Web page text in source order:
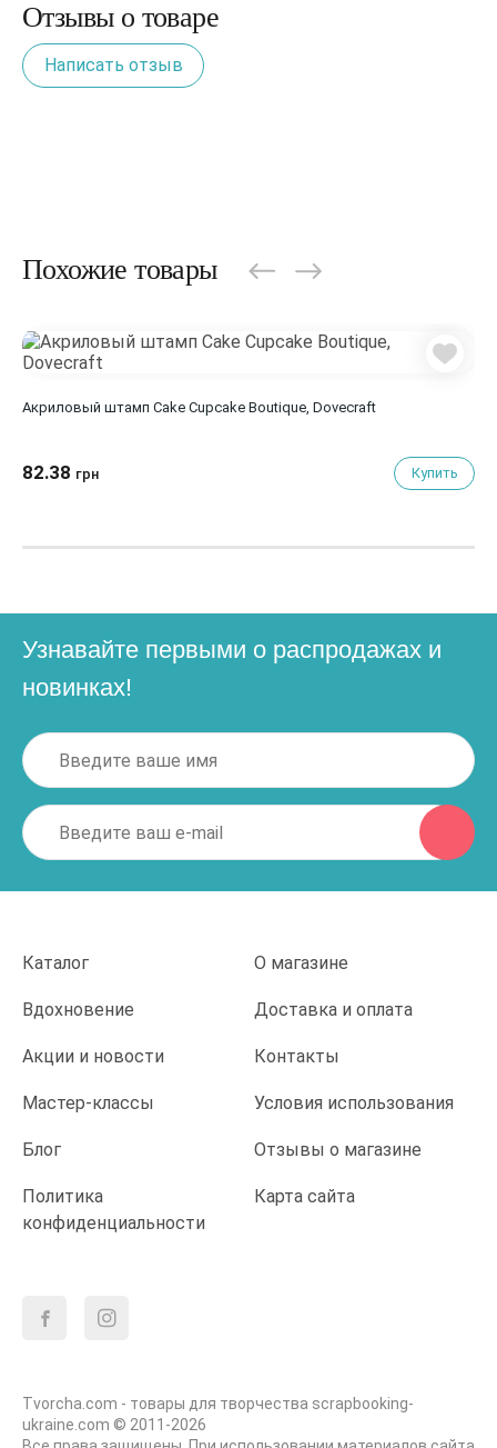
Отзывы о товаре
Написать отзыв
Похожие товары
Акриловый штамп Cake Cupcake Boutique, Dovecraft
82.38 грн Купить
Узнавайте первыми о распродажах и
новинках!
Каталог О магазине
Вдохновение Доставка и оплата
Акции и новости Контакты
Мастер-классы Условия использования
Блог Отзывы о магазине
Политика
конфиденциальности
Карта сайта
Tvorcha.com - товары для творчества scrapbooking-
ukraine.com © 2011-2026